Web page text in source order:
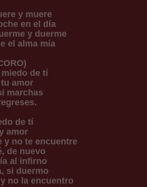
y muere
en el día
y duerme
el alma mía
de tí
tu amor
marchas
de tí
amor
y no te encuentre
de nuevo
al infirno
si duermo
no la encuentro